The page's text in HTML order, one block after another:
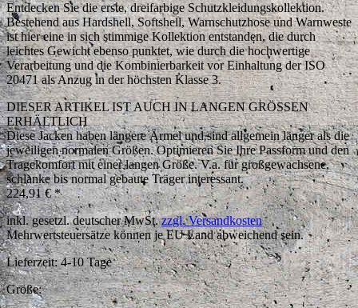
Entdecken Sie die erste, dreifarbige Schutzkleidungskollektion.
Bestehend aus Hardshell, Softshell, Warnschutzhose und Warnweste
ist hier eine in sich stimmige Kollektion entstanden, die durch
leichtes Gewicht ebenso punktet, wie durch die hochwertige
Verarbeitung und die Kombinierbarkeit vor Einhaltung der ISO
20471 als Anzug in der höchsten Klasse 3.
DIESER ARTIKEL IST AUCH IN LANGEN GRÖSSEN
ERHÄLTLICH
Diese Jacken haben längere Ärmel und sind allgemein länger als die
jeweiligen normalen Größen. Optimieren Sie Ihre Passform und den
Tragekomfort mit einer langen Größe. V.a. für großgewachsene,
schlanke bis normal gebaute Träger interessant.
224,91 € *
inkl. gesetzl. deutscher MwSt.zzgl. Versandkosten
Mehrwertsteuersätze können je EU Land abweichend sein.
Lieferzeit: 4-10 Tage
Größe: